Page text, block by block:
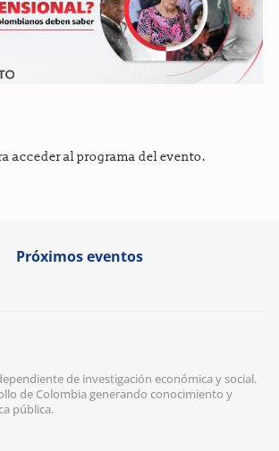
acceder al programa del evento.
Próximos eventos
de investigación económica y social.
de Colombia generando conocimiento y
pública.